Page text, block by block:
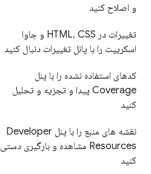
و اصلاح کنید
تغییرات در HTML، CSS و جاوا
اسکریپت را با پانل تغییرات دنبال کنید
کدهای استفاده نشده را با پنل
Coverage پیدا و تجزیه و تحلیل
کنید
نقشه های منبع را با پنل Developer
Resources مشاهده و بارگیری دستی
کنید